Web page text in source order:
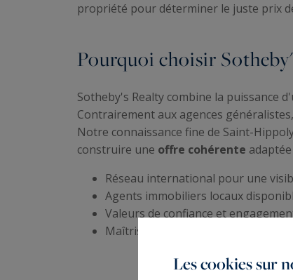
propriété pour déterminer le juste prix
Pourquoi choisir
Sotheby's Realty combine la puissance
Contrairement aux agences
Notre connaissance fine de Saint-
construire une offre cohérente
Réseau international pour une
Agents immobiliers locaux
Valeurs de confiance et
Maîtrise des spécificités fiscales et
Les cookies sur